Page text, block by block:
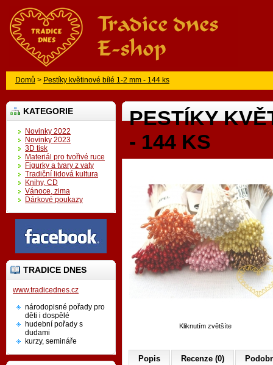
Domů > Pestíky květinové bílé 1-2 mm - 144 ks
KATEGORIE
Novinky 2022
Novinky 2023
3D tisk
Materiál pro tvořivé ruce
Figurky a tvary z vaty
Tradiční lidová kultura
Knihy, CD
Vánoce, zima
Dárkové poukazy
TRADICE DNES
www.tradicednes.cz
národopisné pořady pro
děti i dospělé
hudební pořady s
dudami
kurzy, semináře
PESTÍKY
- 144 KS
Kliknutím zvětšíte
Popis Recenze (0)